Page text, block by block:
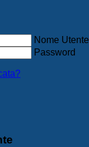
Nome Utente
Password